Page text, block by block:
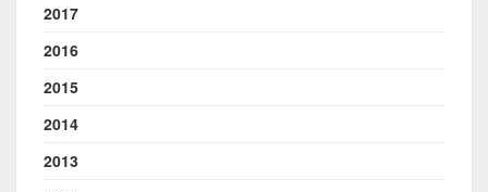
2017
2016
2015
2014
2013